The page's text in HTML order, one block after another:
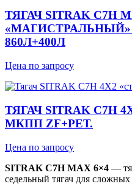
ТЯГАЧ SITRAK C7H
«МАГИСТРАЛЬНЫЙ»
860Л+400Л
Цена по запросу
ТЯГАЧ SITRAK C7H
МКПП ZF+РЕТ.
Цена по запросу
SITRAK C7H MAX 6×4 —
седельный тягач для